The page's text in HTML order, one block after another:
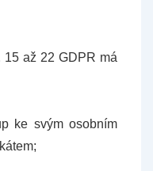
až 22 GDPR má
ke svým osobním